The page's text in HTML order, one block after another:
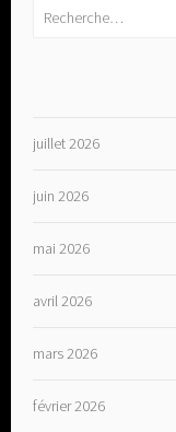
Rechercher :
juillet 2026
juin 2026
mai 2026
avril 2026
mars 2026
février 2026